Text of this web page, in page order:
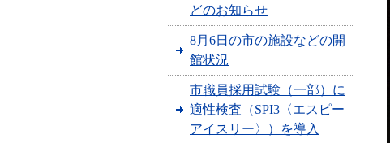
どのお知らせ
8月6日の市の施設などの開
館状況
市職員採用試験（一部）に
適性検査（SPI3〈エスピー
アイスリー〉）を導入